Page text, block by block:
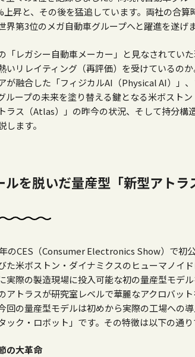
上昇と、その後を猛追しています。両社の合
界第3位のメガ自動車グループへと躍進を遂げ
「レガシー自動車メーカー」と見なされてい
いリレイティング（再評価）を受けているの
が融合した「フィジカルAI（Physical AI）」
ループの未来を塗り替える鍵となる米ボスト
ラス（Atlas）」の昨今の状況、そして持分構
します。
ルを脱いだ量産型「新型アト
のCES （Consumer Electronics Show）で初
た米ボストン・ダイナミクスのヒューマノイ
実際の製造現場に投入可能な初の量産型モデル
アトラスが研究室レベルで華麗なアクロバッ
回の量産型モデルは初めから実際の工場への
ック・ロボット」です。その特徴は以下の通り
の大革命